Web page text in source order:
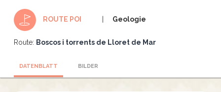
ROUTE POI Geologie
Route: Boscos i torrents de Lloret de Mar
DATENBLATT BILDER